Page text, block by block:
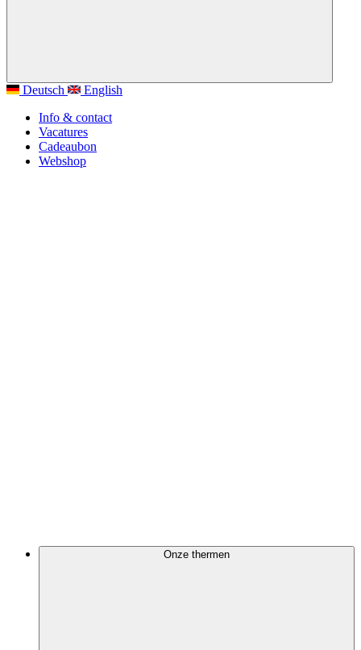
Deutsch
English
Info & contact
Vacatures
Cadeaubon
Webshop
Onze thermen